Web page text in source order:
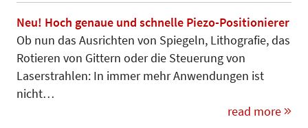
Neu! Hoch genaue und schnelle Piezo-Positionierer
Ob nun das Ausrichten von Spiegeln, Lithografie, das
Rotieren von Gittern oder die Steuerung von
Laserstrahlen: In immer mehr Anwendungen ist
nicht…
read more